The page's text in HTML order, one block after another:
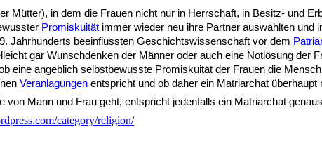
Mütter), in dem die Frauen nicht nur in Herrschaft, in Besitz- und
Promiskuität immer wieder neu ihre Partner auswählten und
Jahrhunderts beeinflussten Geschichtswissenschaft vor dem
gar Wunschdenken der Männer oder auch eine Notlösung der
eine angeblich selbstbewusste Promiskuität der Frauen die
Veranlagungen entspricht und ob daher ein Matriarchat überhaupt
von Mann und Frau geht, entspricht jedenfalls ein Matriarchat
category/religion/